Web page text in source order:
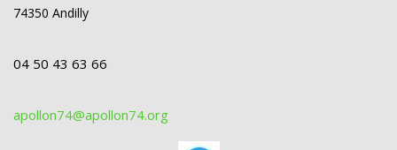
74350 Andilly
04 50 43 63 66
apollon74@apollon74.org